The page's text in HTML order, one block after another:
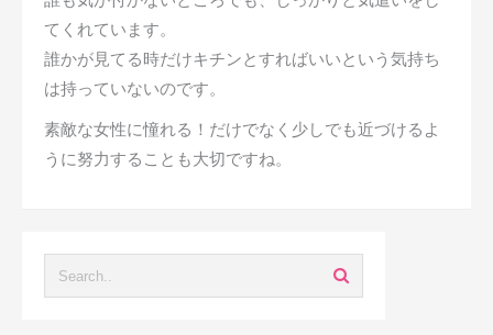
てくれています。
誰かが見てる時だけキチンとすればいいという気持ち
は持っていないのです。
素敵な女性に憧れる！だけでなく少しでも近づけるよ
うに努力することも大切ですね。